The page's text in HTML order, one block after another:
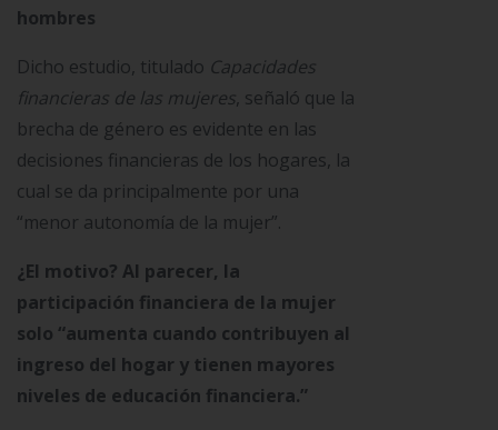
hombres
Dicho estudio, titulado Capacidades
financieras de las mujeres, señaló que la
brecha de género es evidente en las
decisiones financieras de los hogares, la
cual se da principalmente por una
“menor autonomía de la mujer”.
¿El motivo? Al parecer, la
participación financiera de la mujer
solo “aumenta cuando contribuyen al
ingreso del hogar y tienen mayores
niveles de educación financiera.”